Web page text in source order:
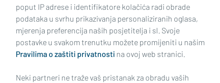
Impressum Uvjeti korištenja Politika privatnosti
Politika kolačića Kontakt Pritužbe Suradnici
Oglašavanje
poput IP adrese i identifikatore kolačića radi obrade
podataka u svrhu prikazivanja personaliziranih oglasa,
mjerenja preferencija naših posjetitelja i sl. Svoje
postavke u svakom trenutku možete promijeniti u našim
Pravilima o zaštiti privatnosti na ovoj web stranici.
Neki partneri ne traže vaš pristanak za obradu vaših